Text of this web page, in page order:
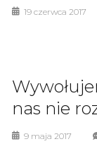
19 czerwca 2017
nas nie
9 maja 2017